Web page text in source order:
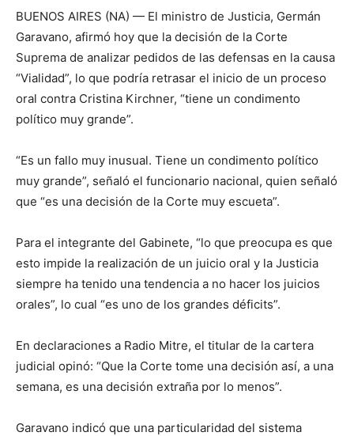
BUENOS AIRES (NA) — El ministro de Justicia, Germán
Garavano, afirmó hoy que la decisión de la Corte
Suprema de analizar pedidos de las defensas en la causa
“Vialidad”, lo que podría retrasar el inicio de un proceso
oral contra Cristina Kirchner, “tiene un condimento
político muy grande”.
“Es un fallo muy inusual. Tiene un condimento político
muy grande”, señaló el funcionario nacional, quien señaló
que “es una decisión de la Corte muy escueta”.
Para el integrante del Gabinete, “lo que preocupa es que
esto impide la realización de un juicio oral y la Justicia
siempre ha tenido una tendencia a no hacer los juicios
orales”, lo cual “es uno de los grandes déficits”.
En declaraciones a Radio Mitre, el titular de la cartera
judicial opinó: “Que la Corte tome una decisión así, a una
semana, es una decisión extraña por lo menos”.
Garavano indicó que una particularidad del sistema